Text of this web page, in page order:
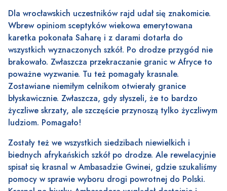
Dla wrocławskich uczestników rajd udał się znakomicie.
Wbrew opiniom sceptyków wiekowa emerytowana
karetka pokonała Saharę i z darami dotarła do
wszystkich wyznaczonych szkół. Po drodze przygód nie
brakowało. Zwłaszcza przekraczanie granic w Afryce to
poważne wyzwanie. Tu też pomagały krasnale.
Zostawiane niemiłym celnikom otwierały granice
błyskawicznie. Zwłaszcza, gdy słyszeli, że to bardzo
życzliwe skrzaty, ale szczęście przynoszą tylko życzliwym
ludziom. Pomagało!
Zostały też we wszystkich siedzibach niewielkich i
biednych afrykańskich szkół po drodze. Ale rewelacyjnie
spisał się krasnal w Ambasadzie Gwinei, gdzie szukaliśmy
pomocy w sprawie wyboru drogi powrotnej do Polski.